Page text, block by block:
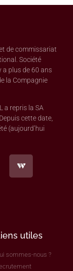
de commissariat
Société
a plus de 60 ans
la Compagnie
a repris la SA
cette date,
(aujourd’hui
utiles
sommes-nous ?